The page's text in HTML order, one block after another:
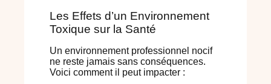
Les Effets d’un Environnement
Toxique sur la Santé
Un environnement professionnel nocif
ne reste jamais sans conséquences.
Voici comment il peut impacter :